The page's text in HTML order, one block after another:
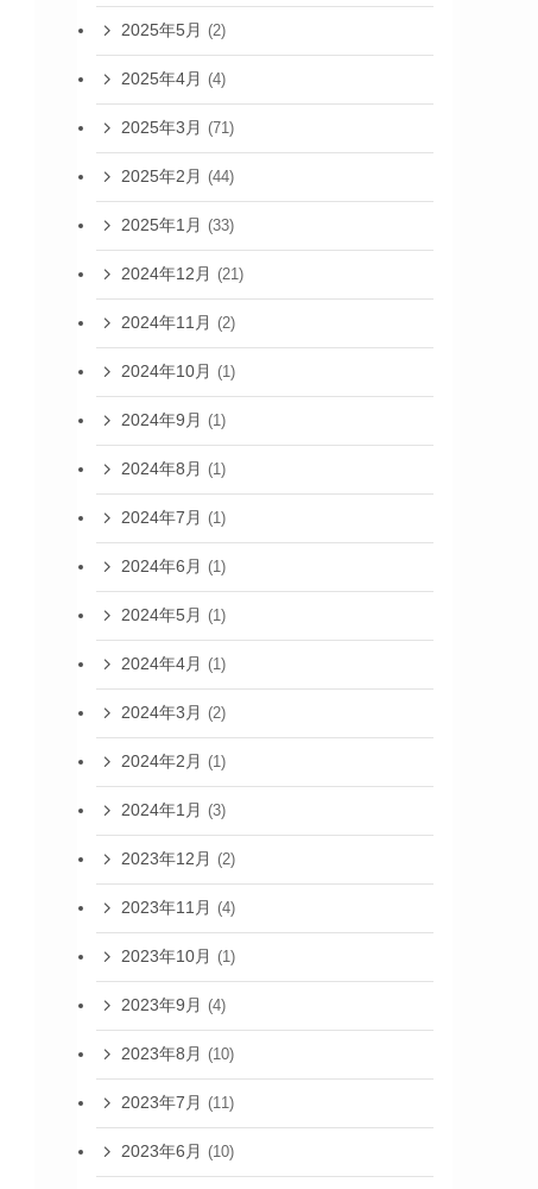
2025年5月 (2)
2025年4月 (4)
2025年3月 (71)
2025年2月 (44)
2025年1月 (33)
2024年12月 (21)
2024年11月 (2)
2024年10月 (1)
2024年9月 (1)
2024年8月 (1)
2024年7月 (1)
2024年6月 (1)
2024年5月 (1)
2024年4月 (1)
2024年3月 (2)
2024年2月 (1)
2024年1月 (3)
2023年12月 (2)
2023年11月 (4)
2023年10月 (1)
2023年9月 (4)
2023年8月 (10)
2023年7月 (11)
2023年6月 (10)